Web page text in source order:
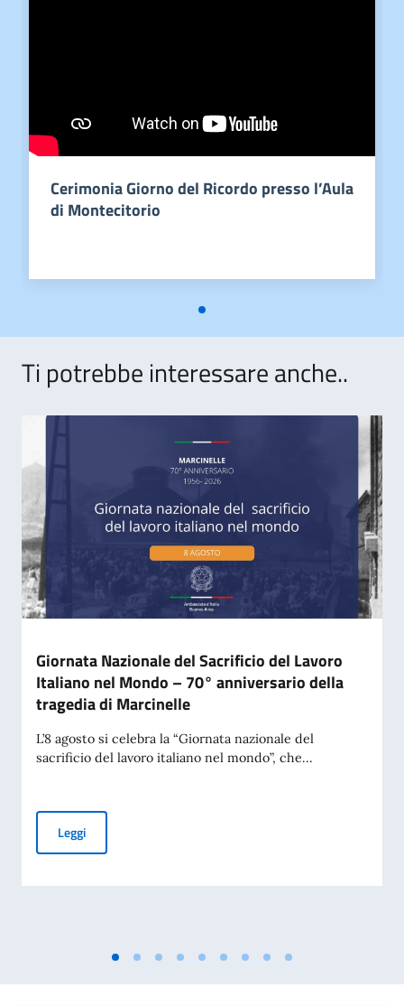
Cerimonia Giorno del Ricordo presso l’Aula
di Montecitorio
Ti potrebbe interessare anche..
Giornata Nazionale del Sacrificio del Lavoro
Italiano nel Mondo – 70° anniversario della
tragedia di Marcinelle
L’8 agosto si celebra la “Giornata nazionale del
sacrificio del lavoro italiano nel mondo”, che...
LeggiGiornata Nazionale del Sacrificio del Lavoro Italiano nel